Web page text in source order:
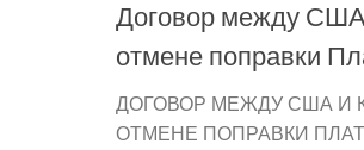
Договор между
отмене поправки
ДОГОВОР МЕЖДУ США И
ОТМЕНЕ ПОПРАВКИ